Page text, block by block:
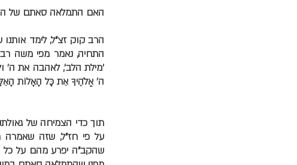
האם התמלאה סאתם של
הרב קוק זצ"ל, לימד
התחיה, נאמר מפי משה
'מילת הלב', לאהבה את ה'
ה' אֱלֹהֶיךָ אֵת כָּל הָאָלוֹת
תוך כדי הצמיחה של
על פי חז"ל, שזה שאמרה
שהקב"ה יפרע מהם על כל